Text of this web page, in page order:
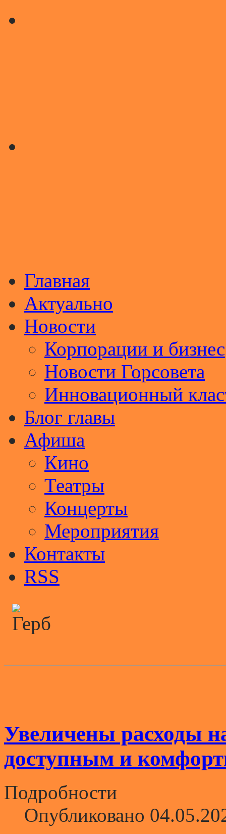
Главная
Актуально
Новости
Корпорации и бизнес
Новости Горсовета
Инновационный
Блог главы
Афиша
Кино
Театры
Концерты
Мероприятия
Контакты
RSS
Увеличены расходы
доступным и
Подробности
Опубликовано